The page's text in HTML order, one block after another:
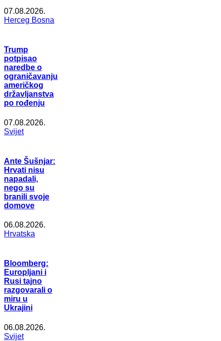
07.08.2026.
Herceg Bosna
Trump
potpisao
naredbe o
ograničavanju
američkog
državljanstva
po rođenju
07.08.2026.
Svijet
Ante Šušnjar:
Hrvati nisu
napadali,
nego su
branili svoje
domove
06.08.2026.
Hrvatska
Bloomberg:
Europljani i
Rusi tajno
razgovarali o
miru u
Ukrajini
06.08.2026.
Svijet